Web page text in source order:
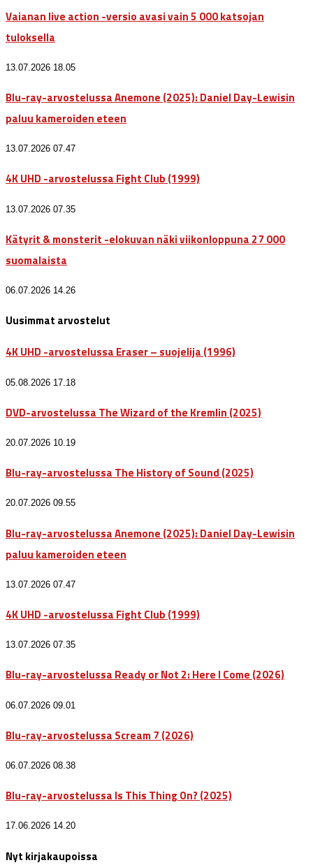
Vaianan live action -versio avasi vain 5 000 katsojan
tuloksella
13.07.2026 18.05
Blu-ray-arvostelussa Anemone (2025): Daniel Day-Lewisin
paluu kameroiden eteen
13.07.2026 07.47
4K UHD -arvostelussa Fight Club (1999)
13.07.2026 07.35
Kätyrit & monsterit -elokuvan näki viikonloppuna 27 000
suomalaista
06.07.2026 14.26
Uusimmat arvostelut
4K UHD -arvostelussa Eraser – suojelija (1996)
05.08.2026 17.18
DVD-arvostelussa The Wizard of the Kremlin (2025)
20.07.2026 10.19
Blu-ray-arvostelussa The History of Sound (2025)
20.07.2026 09.55
Blu-ray-arvostelussa Anemone (2025): Daniel Day-Lewisin
paluu kameroiden eteen
13.07.2026 07.47
4K UHD -arvostelussa Fight Club (1999)
13.07.2026 07.35
Blu-ray-arvostelussa Ready or Not 2: Here I Come (2026)
06.07.2026 09.01
Blu-ray-arvostelussa Scream 7 (2026)
06.07.2026 08.38
Blu-ray-arvostelussa Is This Thing On? (2025)
17.06.2026 14.20
Nyt kirjakaupoissa